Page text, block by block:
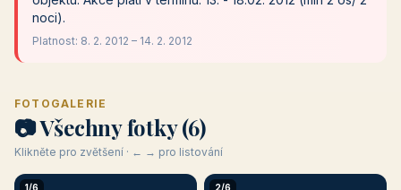
noci).
Platnost: 8. 2. 2012 – 14. 2. 2012
FOTOGALERIE
📷 Všechny fotky (6)
Klikněte pro zvětšení · ← → pro listování
1/6 2/6